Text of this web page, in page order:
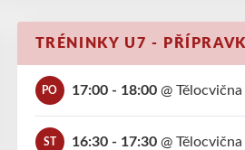
TRÉNINKY U7 -
PO 17:00 - 18:00@ Tělocvična
ST 16:30 - 17:30@